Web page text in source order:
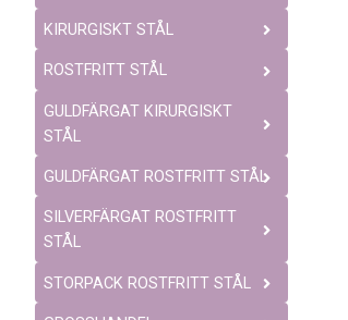
KIRURGISKT STÅL
ROSTFRITT STÅL
GULDFÄRGAT KIRURGISKT
STÅL
GULDFÄRGAT ROSTFRITT STÅL
SILVERFÄRGAT ROSTFRITT
STÅL
STORPACK ROSTFRITT STÅL